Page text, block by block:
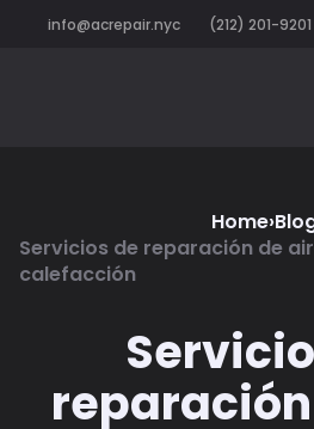
info@acrepair.nyc (212) 201-9201
Home›
Servicios de reparación de
calefacción